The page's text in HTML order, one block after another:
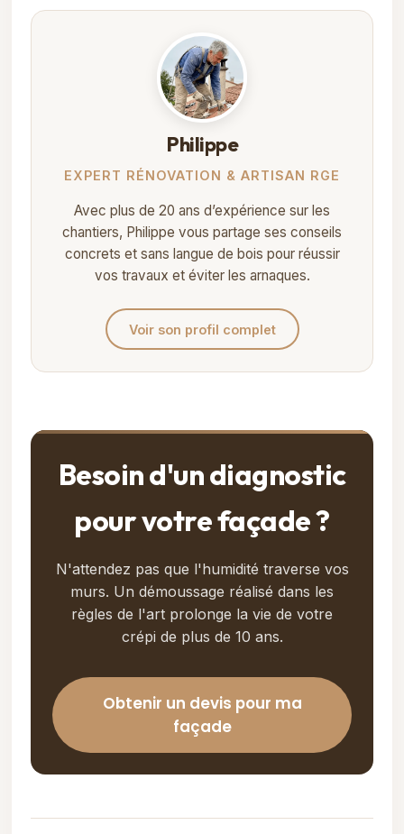
Philippe
EXPERT RÉNOVATION & ARTISAN RGE
Avec plus de 20 ans d’expérience sur les
chantiers, Philippe vous partage ses conseils
concrets et sans langue de bois pour réussir
vos travaux et éviter les arnaques.
Voir son profil complet
Besoin d'un diagnostic
pour votre façade ?
N'attendez pas que l'humidité traverse vos
murs. Un démoussage réalisé dans les
règles de l'art prolonge la vie de votre
crépi de plus de 10 ans.
Obtenir un devis pour ma
façade